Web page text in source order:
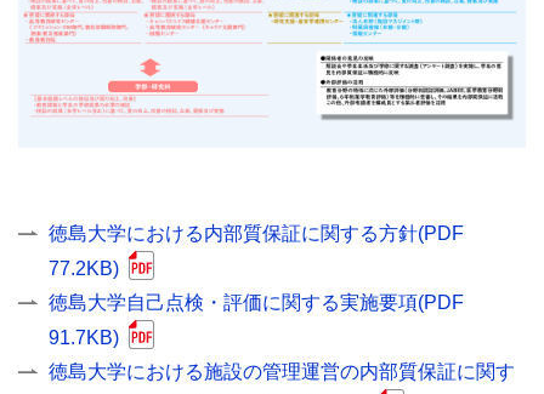
徳島大学における内部質保証に関する方針(PDF
77.2KB)
徳島大学自己点検・評価に関する実施要項(PDF
91.7KB)
徳島大学における施設の管理運営の内部質保証に関す